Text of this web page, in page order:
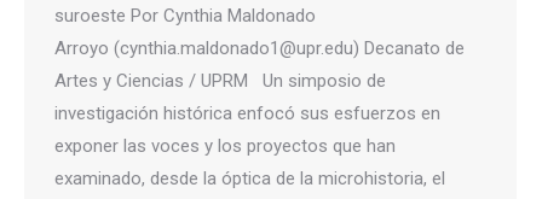
suroeste Por Cynthia Maldonado
Arroyo (cynthia.maldonado1@upr.edu) Decanato de
Artes y Ciencias / UPRM Un simposio de
investigación histórica enfocó sus esfuerzos en
exponer las voces y los proyectos que han
examinado, desde la óptica de la microhistoria, el